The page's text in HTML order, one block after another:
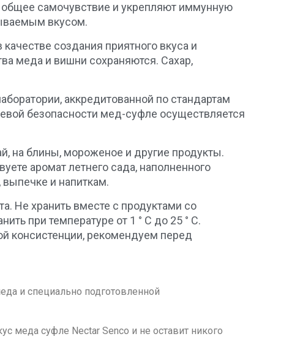
самочувствие и укрепляют иммунную
вкусом.
создания приятного вкуса и
меда и вишни сохраняются. Сахар,
аккредитованной по стандартам
безопасности мед-суфле осуществляется
на блины, мороженое и другие продукты.
аромат летнего сада, наполненного
и напиткам.
Не хранить вместе с продуктами со
при температуре от 1 ° C до 25 ° C.
консистенции, рекомендуем перед
и специально подготовленной
меда суфле Nectar Senco и не оставит никого